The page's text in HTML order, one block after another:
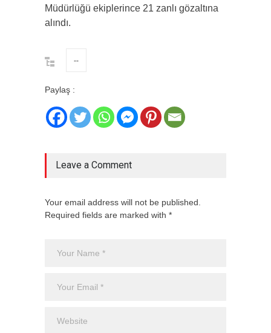
Müdürlüğü ekiplerince 21 zanlı gözaltına
alındı.
--
Paylaş :
Leave a Comment
Your email address will not be published.
Required fields are marked with *